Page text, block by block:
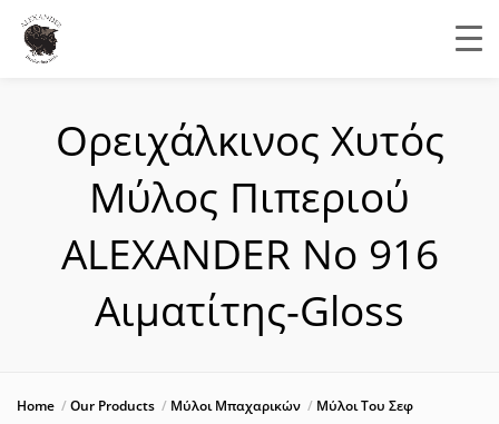
Ορειχάλκινος Χυτός
Μύλος Πιπεριού
ALEXANDER Νο 916
Αιματίτης-Gloss
Home Our Products Μύλοι Μπαχαρικών
Μύλοι Του Σεφ